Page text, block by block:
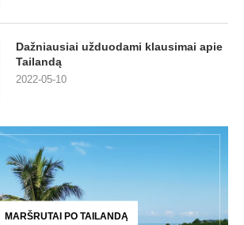
Dažniausiai užduodami klausimai apie
Tailandą
2022-05-10
MARŠRUTAI PO TAILANDĄ